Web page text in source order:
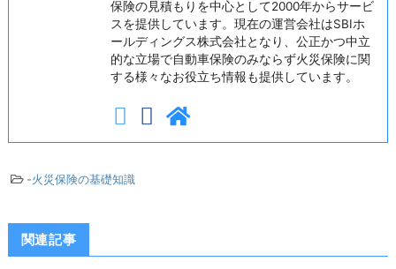
保険の見積もりを中心として2000年からサービ
スを提供しています。現在の運営会社はSBIホ
ールディングス株式会社となり、公正かつ中立
的な立場で自動車保険のみならず火災保険に関
する様々なお役立ち情報も提供しています。
-火災保険の基礎知識
関連記事